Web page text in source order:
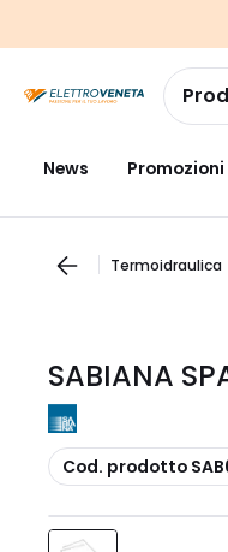
navigazionealla
pagina
News Promozioni
Termoidraulica
SABIANA
copia
Cod. prodotto